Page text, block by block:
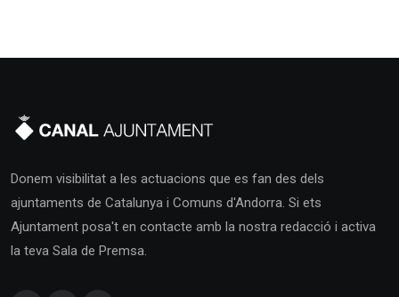
Donem visibilitat a les actuacions que es fan des dels
ajuntaments de Catalunya i Comuns d'Andorra. Si ets
Ajuntament posa't en contacte amb la nostra redacció i activa
la teva Sala de Premsa.